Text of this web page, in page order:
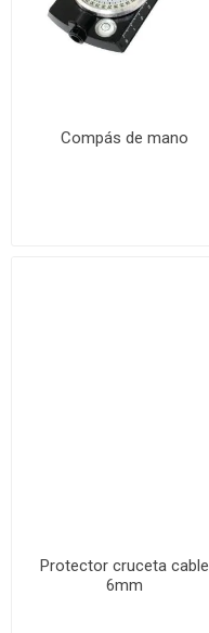
Compás de mano
Protector cruceta cable
6mm